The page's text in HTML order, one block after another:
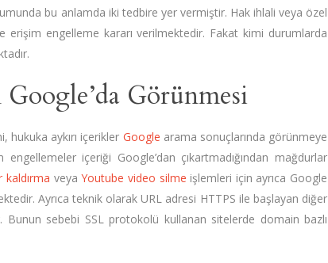
bu anlamda iki tedbire yer vermiştir. Hak ihlali veya özel
erişim engelleme kararı verilmektedir. Fakat kimi durumlarda
Görünmesi
hukuka aykırı içerikler Google arama sonuçlarında görünmeye
içeriği Google’dan çıkartmadığından mağdurlar
veyaYoutube video silme işlemleri için ayrıca Google
Ayrıca teknik olarak URL adresi HTTPS ile başlayan diğer
sebebi SSL protokolü kullanan sitelerde domain bazlı